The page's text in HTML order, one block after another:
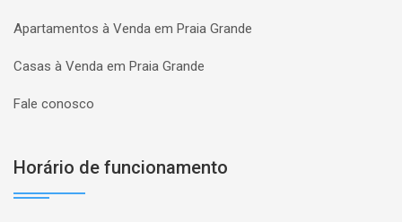
Apartamentos à Venda em Praia Grande
Casas à Venda em Praia Grande
Fale conosco
Horário de funcionamento